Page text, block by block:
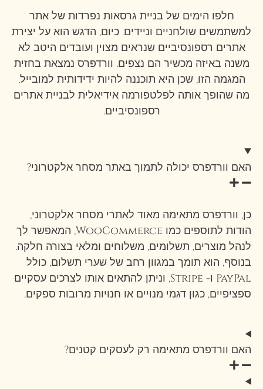
חלפו הימים של בניית גרסאות נפרדות של אתר
למשתמשים שולחניים וניידים. כיום, הדגש הוא על יצירת
אתרים רספונסיביים שנראים מצוין ועובדים היטב לא
משנה באיזה מכשיר הם נצפים. וורדפרס נמצאת בחזית
המגמה הזו, שכן היא תוכננה להיות ידידותית למובייל,
מה שהופך אותה לפלטפורמה אידיאלית לבניית אתרים
רספונסיביים.
האם וורדפרס יכולה לתמוך באתר מסחר אלקטרוני?
כן, וורדפרס מתאימה מאוד לאתרי מסחר אלקטרוני,
הודות לתוספים כמו WooCommerce, המאפשר לך
לנהל מוצרים, תשלומים, משלוחים ומלאי בצורה חלקה.
בנוסף, הוא תומך במגוון רחב של שערי תשלום, כולל
PayPal ו- Stripe, וניתן להתאים אותו לצרכים עסקיים
ספציפיים, כגון דגמי מנויים או חנויות מרובות ספקים.
האם וורדפרס מתאימה רק לעסקים קטנים?